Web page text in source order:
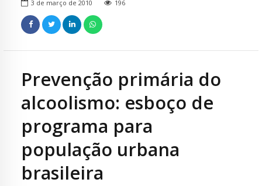
3 de março de 2010 196
Prevenção primária do
alcoolismo: esboço de
programa para
população urbana
brasileira